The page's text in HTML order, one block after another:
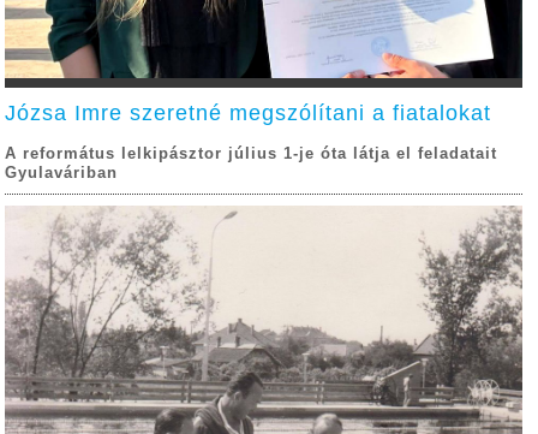
Józsa Imre szeretné megszólítani a fiatalokat
A református lelkipásztor július 1-je óta látja el feladatait
Gyulaváriban